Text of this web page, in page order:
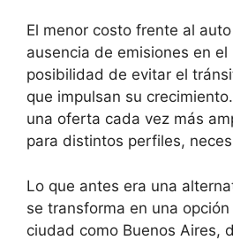
El menor costo frente al
ausencia de emisiones en el
posibilidad de evitar el
que impulsan su
una oferta cada vez más
para distintos perfiles,
Lo que antes era una
se transforma en una
ciudad como Buenos Aires,